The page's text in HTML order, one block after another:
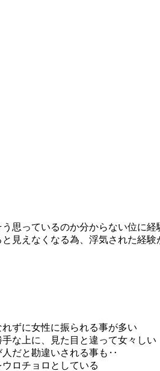
思っているのか分からない位に経
見えなくなる為、浮気された経験
ずに女性に振られる事が多い
な上に、見た目と違って女々しい
人だと勘違いされる事も‥
ロチョロとしている